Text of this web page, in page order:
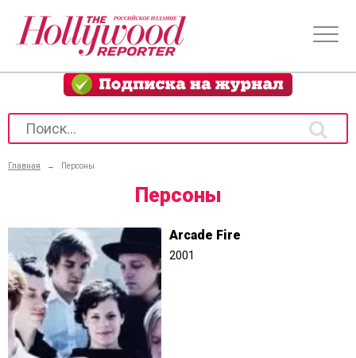
Главная → Персоны
Персоны
Arcade Fire
2001